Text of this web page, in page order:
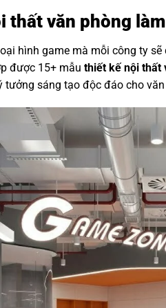
thất văn phòng
hình game mà mỗi công ty
được 15+ mẫu thiết kế nội thất
tưởng sáng tạo độc đáo cho